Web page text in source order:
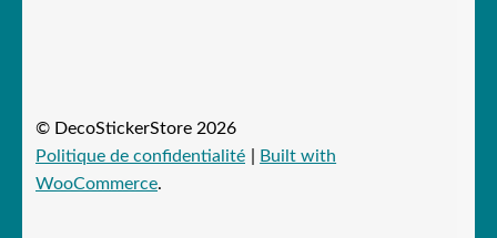
© DecoStickerStore 2026
Politique de confidentialité
Built with
WooCommerce.